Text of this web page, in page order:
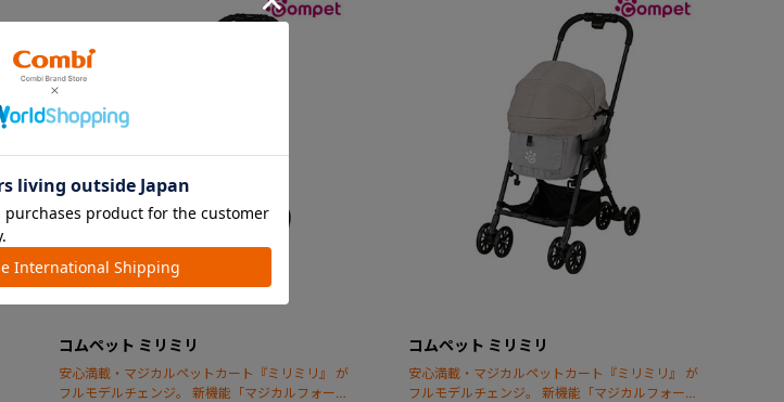
コムペット ミリミリ
安心満載・マジカルペットカート『ミリミリ』 が
フルモデルチェンジ。 新機能「マジカルフォール
コムペット ミリミリ
安心満載・マジカルペットカート『ミリミリ』 が
フルモデルチェンジ。 新機能「マジカルフォール